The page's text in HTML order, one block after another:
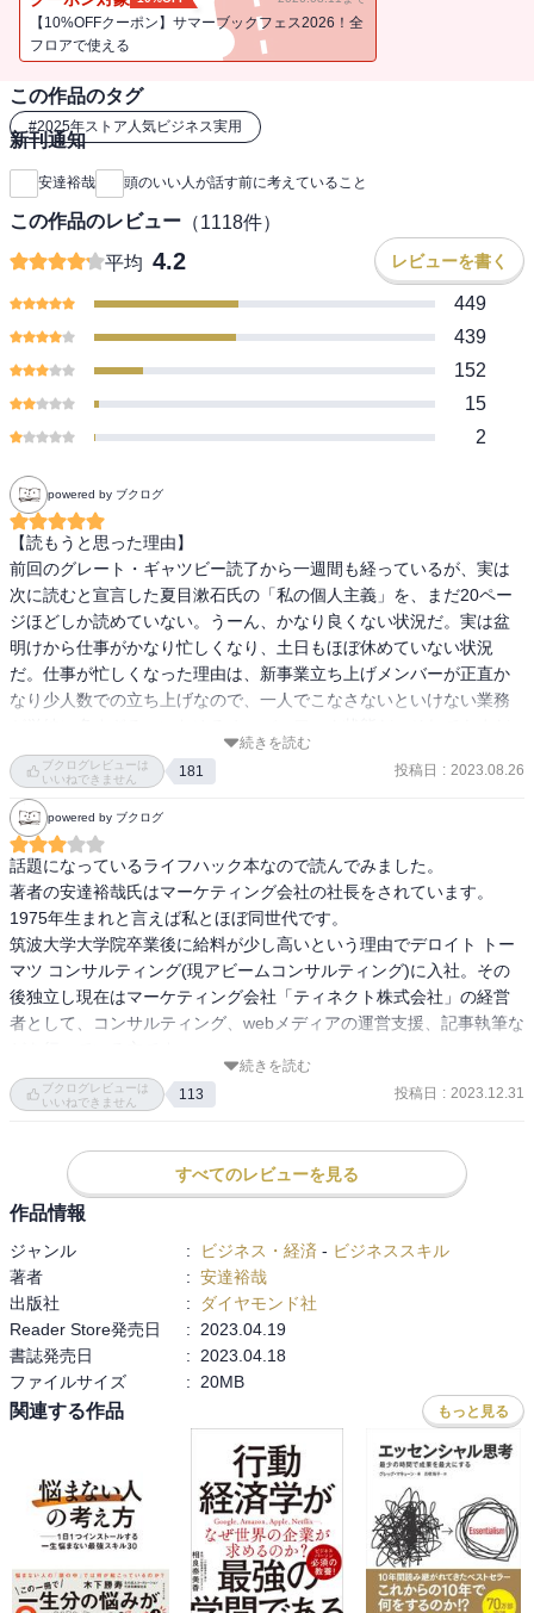
【10%OFFクーポン】サマーブックフェス2026！全
フロアで使える
この作品のタグ
#2025年ストア人気ビジネス実用
新刊通知
安達裕哉 頭のいい人が話す前に考えていること
この作品のレビュー （1118件）
平均 4.2 レビューを書く
449
439
152
15
2
powered by ブクログ
【読もうと思った理由】
前回のグレート・ギャツビー読了から一週間も経っているが、実は
次に読むと宣言した夏目漱石氏の「私の個人主義」を、まだ20ペー
ジほどしか読めていない。うーん、かなり良くない状況だ。実は盆
明けから仕事がかなり忙しくなり、土日もほぼ休めていない状況
だ。仕事が忙しくなった理由は、新事業立ち上げメンバーが正直か
なり少人数での立ち上げなので、一人でこなさないといけない業務
事業の立ち上げが、上手くいっていれば良いのだが、課題が山積み
状態である。趣味の本というより、仕事の本をここ10日ほどで七冊
ほど買い込み、仕事の為に本からインプットし、それを資料に落と
し込み、日々ブラッシュアップするという毎日の中で、ここ最近で
は珍しく、ビジネス書から結構感銘を受けた本が一冊あった。この
本であれば、感想を書けると思ったのが理由。この次こそは、「私
の個人主義」の感想を書きます。
【安達裕哉氏って、どんな人】
1975年生まれ。筑波大学大学院環境科学研究科修了後、理系研究職
の道を諦め、給料が少し高いという理由でデロイト トーマツ コンサ
ント、人事などの分野でコンサルティングに従事し、その後、監査
法人トーマツの中小企業向けコンサルティング部門の立ち上げに参
ィング、webメディアの運営支援、記事執筆などを行う。また、個人
ブログとして始めた「Books＆Apps」が“本質的でためになる”と話題
になり、今では累計1億2000万PVを誇る知る人ぞ知るビジネスメデ
ィアに。
【感想】
「相手から学ぼうという意識と敬意を持って聞けば、より深い信頼
が生まれる」
上記がこの本を読んで、もっとも感銘を受けた言葉だ。正直ビジネ
ス本は、若い頃からかなりの数を読み込んでおり、最初は今更感が
あったのだが、この本は違った。この本かなり良書である。普段小
説やエッセイを中心に読んでいらっしゃる方でも、この本は飽きず
に読めると思う。それもそのはず、著者はコンサルを20年以上やっ
ており、現在は経営者だ。また、個人ブログで始めたビジネスブロ
グが、累計1億2,000万PV数は、ご立派以外の言葉が出てこない。ビ
ジネスブログでここまでの数値を叩き出せるということは、つまり
続きを読む
ブクログレビューは
いいねできません
181 投稿日 : 2023.08.26
powered by ブクログ
話題になっているライフハック本なので読んでみました。
著者の安達裕哉氏はマーケティング会社の社長をされています。
1975年生まれと言えば私とほぼ同世代です。
筑波大学大学院卒業後に給料が少し高いという理由でデロイト トー
マツ コンサルティング(現アビームコンサルティング)に入社。その
後独立し現在はマーケティング会社「ティネクト株式会社」の経営
者として、コンサルティング、webメディアの運営支援、記事執筆な
「テクニック」だけでは、人の心は動かせない。じゃあ、どうすれ
のは、話す前に立ち止まる勇気だ――本書の帯に書かれているキャ
ッチコピーです。
ること」を教えてくれます
どんなことが書いてあるのか紹介しておきます。
○感情的になったら負け。話す前に考える=感情でなく冷静になるこ
と
◯頭のいい人は論破しない。考えて話すとは相手の言っていること
からその奥に潜む想いを想像して話す。
◯「話し方」だけうまくなるな。伝わらないのは、話し方ではなく
考えが足りないせい。
◯なぜ、頭のいい人の話はわかりやすいのか?物事の本質を理解でき
ている、考えるとは整理すること。話のわかりやすさは、理解の深
度で決まり、理解の深度は、どれだけ分けて整理できるかで決ま
る。
続きを読む
ブクログレビューは
いいねできません
113 投稿日 : 2023.12.31
すべてのレビューを見る
作品情報
ジャンル : ビジネス・経済 - ビジネススキル
著者
: 安達裕哉
出版社
:
ダイヤモンド社
Reader Store発売日
:
2023.04.19
書誌発売日
:
2023.04.18
ファイルサイズ
: 20MB
関連する作品 もっと見る